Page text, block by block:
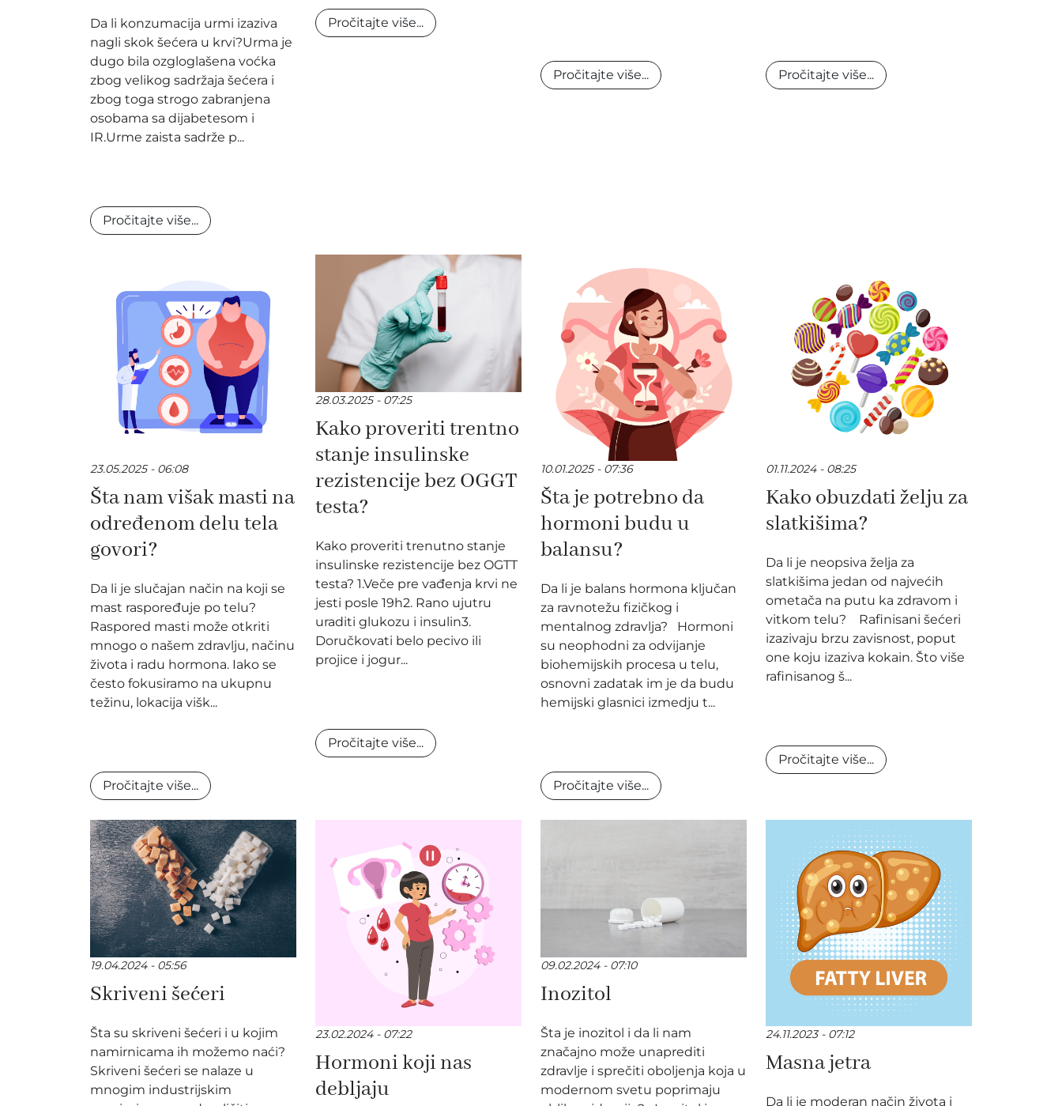
Da li konzumacija urmi izaziva
nagli skok šećera u krvi?Urma je
dugo bila ozgloglašena voćka
zbog velikog sadržaja šećera i
zbog toga strogo zabranjena
osobama sa dijabetesom i
IR.Urme zaista sadrže p...
Pročitajte više...
Pročitajte više...
Pročitajte više... Pročitajte više...
23.05.2025 - 06:08
Šta nam višak masti na
određenom delu tela
govori?
Da li je slučajan način na koji se
mast raspoređuje po telu?
Raspored masti može otkriti
mnogo o našem zdravlju, načinu
života i radu hormona. Iako se
često fokusiramo na ukupnu
težinu, lokacija višk...
Pročitajte više...
28.03.2025 - 07:25
Kako proveriti trentno
stanje insulinske
rezistencije bez OGGT
testa?
Kako proveriti trenutno stanje
insulinske rezistencije bez OGTT
testa? 1.Veče pre vađenja krvi ne
jesti posle 19h2. Rano ujutru
uraditi glukozu i insulin3.
Doručkovati belo pecivo ili
projice i jogur...
Pročitajte više...
10.01.2025 - 07:36
Šta je potrebno da
hormoni budu u
balansu?
Da li je balans hormona ključan
za ravnotežu fizičkog i
mentalnog zdravlja? Hormoni
su neophodni za odvijanje
biohemijskih procesa u telu,
osnovni zadatak im je da budu
hemijski glasnici izmedju t...
Pročitajte više...
01.11.2024 - 08:25
Kako obuzdati želju za
slatkišima?
Da li je neopsiva želja za
slatkišima jedan od najvećih
ometača na putu ka zdravom i
vitkom telu? Rafinisani šećeri
izazivaju brzu zavisnost, poput
one koju izaziva kokain. Što više
rafinisanog š...
Pročitajte više...
19.04.2024 - 05:56
Skriveni šećeri
Šta su skriveni šećeri i u kojim
namirnicama ih možemo naći?
Skriveni šećeri se nalaze u
mnogim industrijskim
23.02.2024 - 07:22
Hormoni koji nas
debljaju
09.02.2024 - 07:10
Inozitol
Šta je inozitol i da li nam
značajno može unaprediti
zdravlje i sprečiti oboljenja koja u
modernom svetu poprimaju
24.11.2023 - 07:12
Masna jetra
Da li je moderan način života i